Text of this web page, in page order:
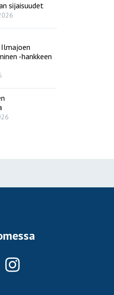
sijaisuudet
-hankkeen